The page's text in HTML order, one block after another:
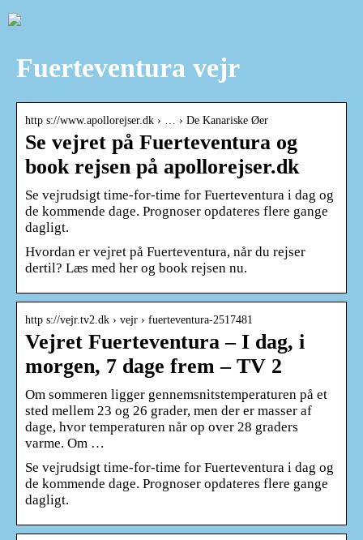
Fuerteventura vejr
http s://www.apollorejser.dk › … › De Kanariske Øer
Se vejret på Fuerteventura og
book rejsen på apollorejser.dk
Se vejrudsigt time-for-time for Fuerteventura i dag og
de kommende dage. Prognoser opdateres flere gange
dagligt.
Hvordan er vejret på Fuerteventura, når du rejser
dertil? Læs med her og book rejsen nu.
http s://vejr.tv2.dk › vejr › fuerteventura-2517481
Vejret Fuerteventura – I dag, i
morgen, 7 dage frem – TV 2
Om sommeren ligger gennemsnitstemperaturen på et
sted mellem 23 og 26 grader, men der er masser af
dage, hvor temperaturen når op over 28 graders
varme. Om …
Se vejrudsigt time-for-time for Fuerteventura i dag og
de kommende dage. Prognoser opdateres flere gange
dagligt.